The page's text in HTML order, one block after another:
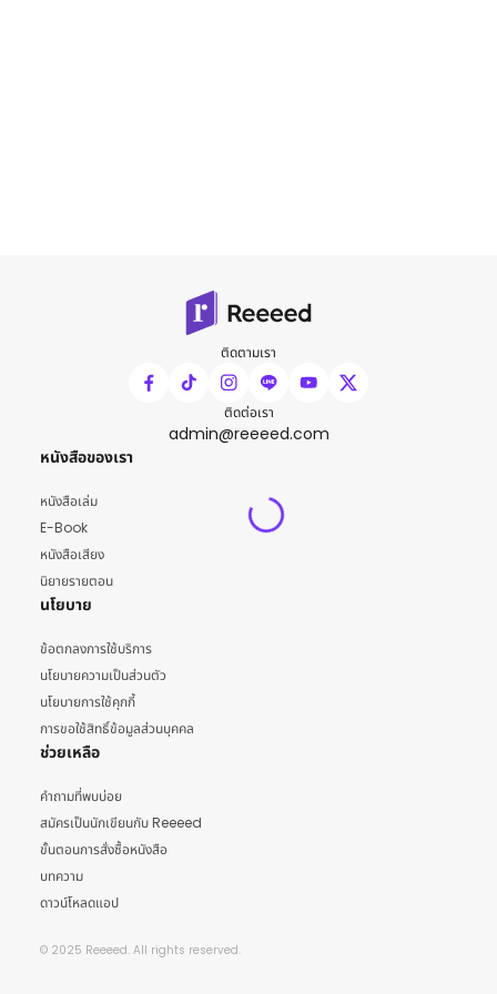
ติดตามเรา
ติดต่อเรา
admin@reeeed.com
หนังสือของเรา
หนังสือเล่ม
E-Book
หนังสือเสียง
นิยายรายตอน
นโยบาย
ข้อตกลงการใช้บริการ
นโยบายความเป็นส่วนตัว
นโยบายการใช้คุกกี้
การขอใช้สิทธิ์ข้อมูลส่วนบุคคล
ช่วยเหลือ
คำถามที่พบบ่อย
สมัครเป็นนักเขียนกับ Reeeed
ขั้นตอนการสั่งซื้อหนังสือ
บทความ
ดาวน์โหลดแอป
© 2025 Reeeed. All rights reserved.